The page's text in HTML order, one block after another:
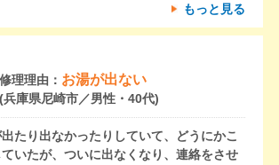
もっと見る
修理理由： お湯が出ない
(兵庫県尼崎市／男性・40代)
たり出なかったりしていて、どうにかこ
いたが、ついに出なくなり、連絡をさせ